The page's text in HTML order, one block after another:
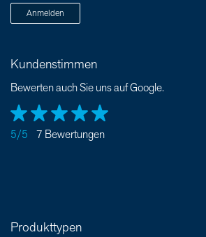
Anmelden
Kundenstimmen
Bewerten auch Sie uns auf Google.
5/5 7 Bewertungen
Produkttypen